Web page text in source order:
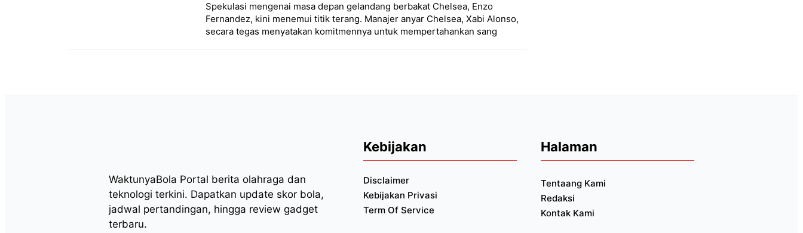
Spekulasi mengenai masa depan gelandang berbakat Chelsea, Enzo
Fernandez, kini menemui titik terang. Manajer anyar Chelsea, Xabi Alonso,
secara tegas menyatakan komitmennya untuk mempertahankan sang
WaktunyaBola Portal berita olahraga dan
teknologi terkini. Dapatkan update skor bola,
jadwal pertandingan, hingga review gadget
terbaru.
Kebijakan
Disclaimer
Kebijakan Privasi
Term Of Service
Halaman
Tentaang Kami
Redaksi
Kontak Kami